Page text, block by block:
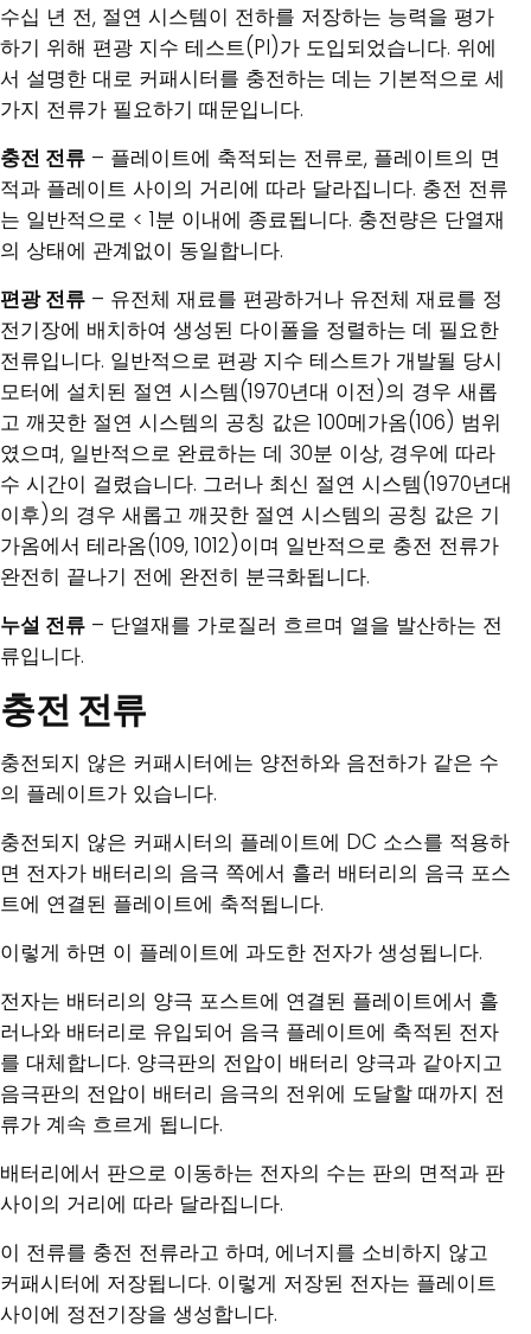
수십 년 전, 절연 시스템이 전하를 저장하는 능력을 평가
하기 위해 편광 지수 테스트(PI)가 도입되었습니다. 위에
서 설명한 대로 커패시터를 충전하는 데는 기본적으로 세
가지 전류가 필요하기 때문입니다.
충전 전류 – 플레이트에 축적되는 전류로, 플레이트의 면
적과 플레이트 사이의 거리에 따라 달라집니다. 충전 전류
는 일반적으로 < 1분 이내에 종료됩니다. 충전량은 단열재
의 상태에 관계없이 동일합니다.
편광 전류 – 유전체 재료를 편광하거나 유전체 재료를 정
전기장에 배치하여 생성된 다이폴을 정렬하는 데 필요한
전류입니다. 일반적으로 편광 지수 테스트가 개발될 당시
모터에 설치된 절연 시스템(1970년대 이전)의 경우 새롭
고 깨끗한 절연 시스템의 공칭 값은 100메가옴(106) 범위
였으며, 일반적으로 완료하는 데 30분 이상, 경우에 따라
수 시간이 걸렸습니다. 그러나 최신 절연 시스템(1970년대
이후)의 경우 새롭고 깨끗한 절연 시스템의 공칭 값은 기
가옴에서 테라옴(109, 1012)이며 일반적으로 충전 전류가
완전히 끝나기 전에 완전히 분극화됩니다.
누설 전류 – 단열재를 가로질러 흐르며 열을 발산하는 전
류입니다.
충전 전류
충전되지 않은 커패시터에는 양전하와 음전하가 같은 수
의 플레이트가 있습니다.
충전되지 않은 커패시터의 플레이트에 DC 소스를 적용하
면 전자가 배터리의 음극 쪽에서 흘러 배터리의 음극 포스
트에 연결된 플레이트에 축적됩니다.
이렇게 하면 이 플레이트에 과도한 전자가 생성됩니다.
전자는 배터리의 양극 포스트에 연결된 플레이트에서 흘
러나와 배터리로 유입되어 음극 플레이트에 축적된 전자
를 대체합니다. 양극판의 전압이 배터리 양극과 같아지고
음극판의 전압이 배터리 음극의 전위에 도달할 때까지 전
류가 계속 흐르게 됩니다.
배터리에서 판으로 이동하는 전자의 수는 판의 면적과 판
사이의 거리에 따라 달라집니다.
이 전류를 충전 전류라고 하며, 에너지를 소비하지 않고
커패시터에 저장됩니다. 이렇게 저장된 전자는 플레이트
사이에 정전기장을 생성합니다.